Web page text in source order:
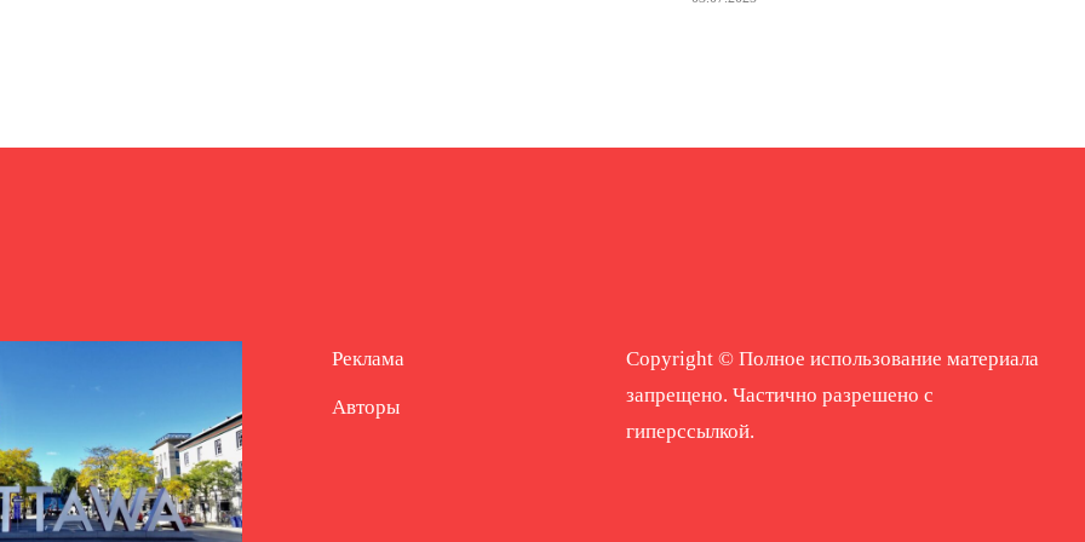
Реклама
Авторы
Copyright © Полное использование материала
запрещено. Частично разрешено с
гиперссылкой.